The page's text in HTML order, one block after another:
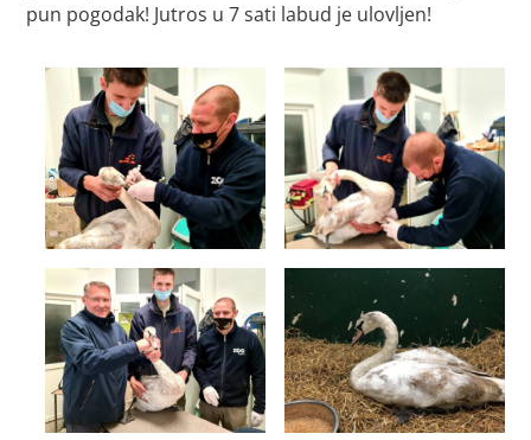
pun pogodak! Jutros u 7 sati labud je ulovljen!